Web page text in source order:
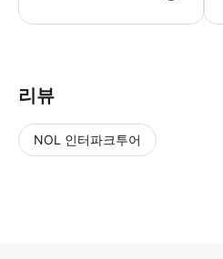
리뷰
NOL 인터파크투어